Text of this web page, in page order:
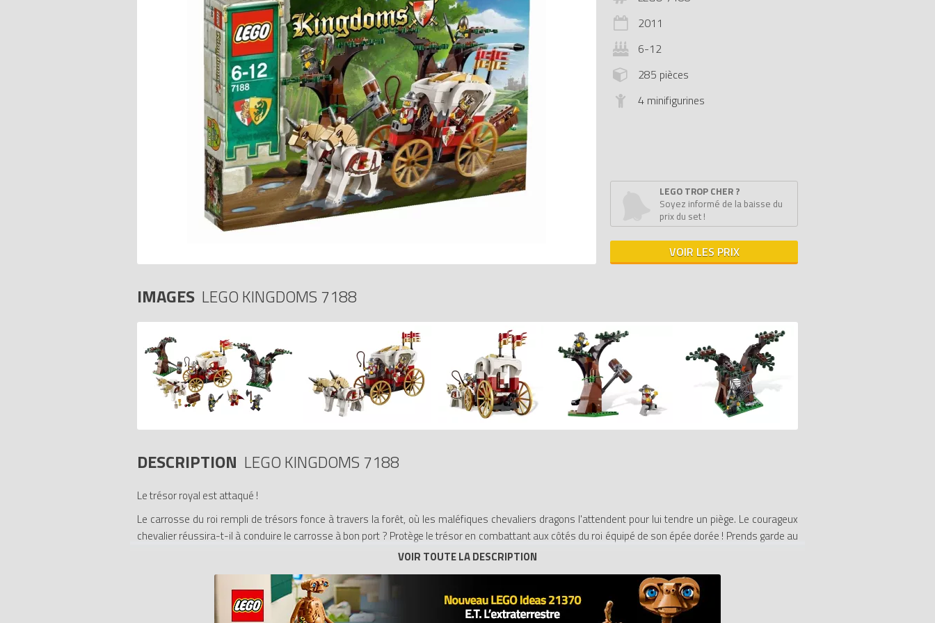
2011
6-12
285 pièces
4 minifigurines
LEGO TROP CHER ?
Soyez informé de la baisse du
prix du set !
VOIR LES PRIX
IMAGES LEGO KINGDOMS 7188
DESCRIPTION LEGO KINGDOMS 7188
Le trésor royal est attaqué !
Le carrosse du roi rempli de trésors fonce à travers la forêt, où les maléfiques chevaliers dragons l'attendent pour lui tendre un piège. Le courageux
chevalier réussira-t-il à conduire le carrosse à bon port ? Protège le trésor en combattant aux côtés du roi équipé de son épée dorée ! Prends garde au
- Inclut 4 figurines : un roi, un chevalier du roi et deux chevaliers dragons
- Comprend deux chevaux, des éléments dorés, un trésor, une toile d'araignée et une araignée
- Inclut plusieurs armes, notamment une épée dorée, un lanceur de projectiles et un marteau catapulte